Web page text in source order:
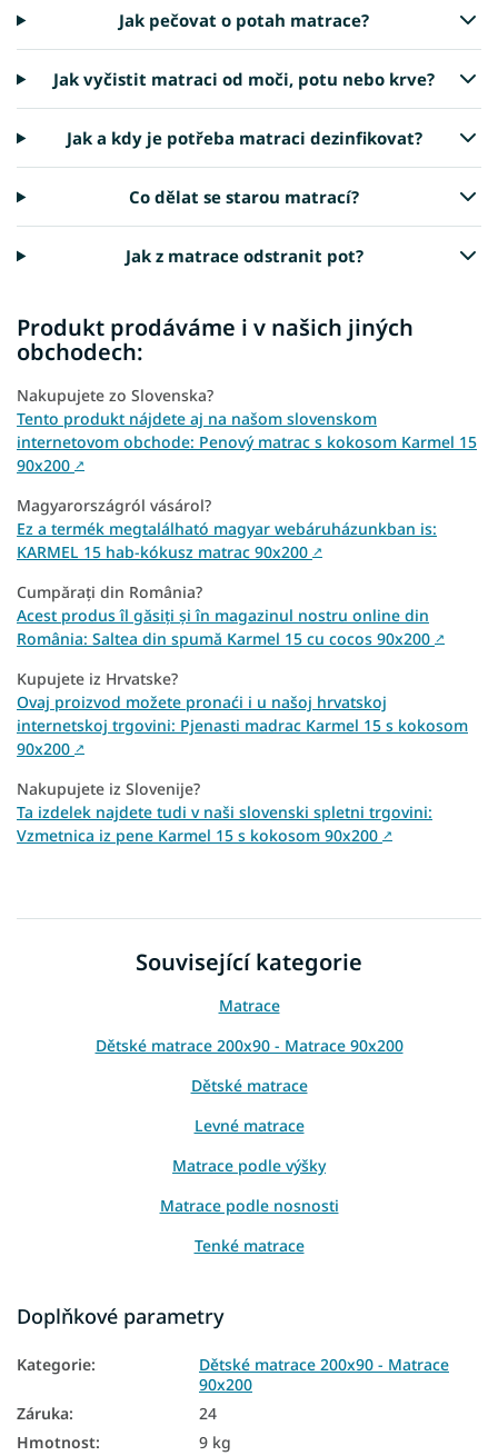
Jak pečovat o potah matrace?
Jak vyčistit matraci od moči, potu nebo krve?
Jak a kdy je potřeba matraci dezinfikovat?
Co dělat se starou matrací?
Jak z matrace odstranit pot?
Produkt prodáváme i v našich jiných
obchodech:
Nakupujete zo Slovenska?
Tento produkt nájdete aj na našom slovenskom
internetovom obchode: Penový matrac s kokosom Karmel 15
90x200 ↗
Magyarországról vásárol?
Ez a termék megtalálható magyar webáruházunkban is:
KARMEL 15 hab-kókusz matrac 90x200 ↗
Cumpărați din România?
Acest produs îl găsiți și în magazinul nostru online din
România: Saltea din spumă Karmel 15 cu cocos 90x200 ↗
Kupujete iz Hrvatske?
Ovaj proizvod možete pronaći i u našoj hrvatskoj
internetskoj trgovini: Pjenasti madrac Karmel 15 s kokosom
90x200 ↗
Nakupujete iz Slovenije?
Ta izdelek najdete tudi v naši slovenski spletni trgovini:
Vzmetnica iz pene Karmel 15 s kokosom 90x200 ↗
Související kategorie
Matrace
Dětské matrace 200x90 - Matrace 90x200
Dětské matrace
Levné matrace
Matrace podle výšky
Matrace podle nosnosti
Tenké matrace
Podlahové matrace
Matrace na zem
Nejprodávanější matrace
Oboustranné matrace
Doplňkové parametry
Kategorie:
Dětské matrace 200x90 - Matrace
90x200
Záruka:
24
Hmotnost: 9 kg